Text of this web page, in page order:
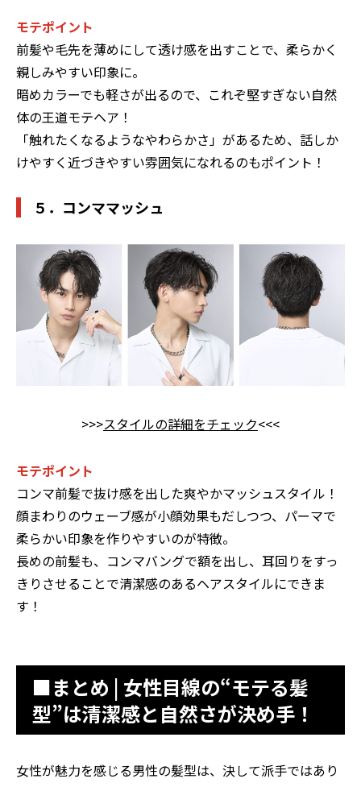
モテポイント
前髪や毛先を薄めにして透け感を出すことで、柔らかく
親しみやすい印象に。
暗めカラーでも軽さが出るので、これぞ堅すぎない自然
体の王道モテヘア！
「触れたくなるようなやわらかさ」があるため、話しか
けやすく近づきやすい雰囲気になれるのもポイント！
５．コンママッシュ
>>>スタイルの詳細をチェック<<<
モテポイント
コンマ前髪で抜け感を出した爽やかマッシュスタイル！
顔まわりのウェーブ感が小顔効果もだしつつ、パーマで
柔らかい印象を作りやすいのが特徴。
長めの前髪も、コンマバングで額を出し、耳回りをすっ
きりさせることで清潔感のあるヘアスタイルにできま
す！
■まとめ | 女性目線の“モテる髪
型”は清潔感と自然さが決め手！
女性が魅力を感じる男性の髪型は、決して派手ではあり